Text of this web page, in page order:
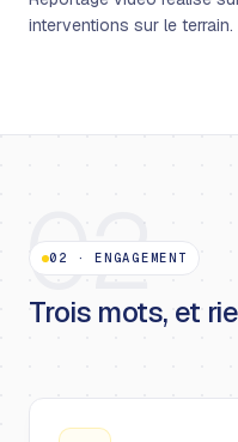
interventions sur le terrain.
02
02 ·ENGAGEMENT
Trois mots, et